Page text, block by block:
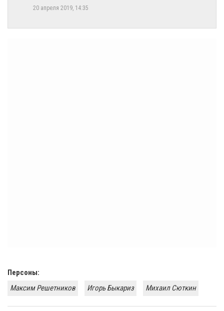
20 апреля 2019, 14:35
Персоны:
Максим Решетников
Игорь Быкариз Михаил Сюткин